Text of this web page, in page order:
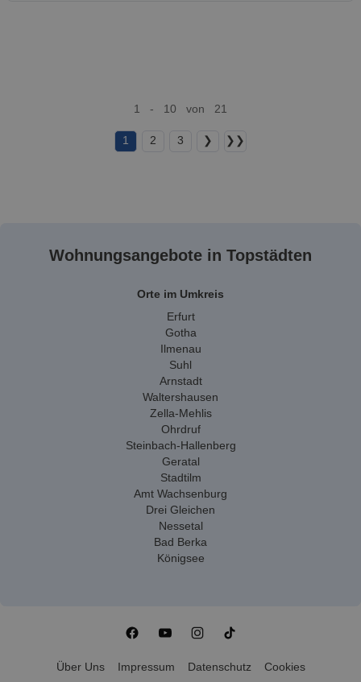
1 - 10 von 21
1 2 3 ❯ ❯❯
Wohnungsangebote in Topstädten
Orte im Umkreis
Erfurt
Gotha
Ilmenau
Suhl
Arnstadt
Waltershausen
Zella-Mehlis
Ohrdruf
Steinbach-Hallenberg
Geratal
Stadtilm
Amt Wachsenburg
Drei Gleichen
Nessetal
Bad Berka
Königsee
Über Uns Impressum Datenschutz Cookies